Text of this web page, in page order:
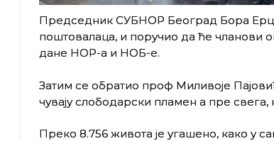
Председник СУБНОР Београд Бора
поштовалаца, и поручио да ће чланови
дане НОР-а и НОБ-е.
Затим се обратио проф Миливоје
чувају слободарски пламен а пре свега,
Преко 8.756 живота је угашено, како у